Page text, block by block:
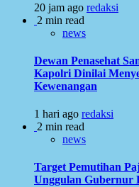
20 jam ago redaksi
2 min read
news
Dewan Penasehat
Kapolri Dinilai
Kewenangan
1 hari ago redaksi
2 min read
news
Target Pemutihan
Unggulan Gubernur